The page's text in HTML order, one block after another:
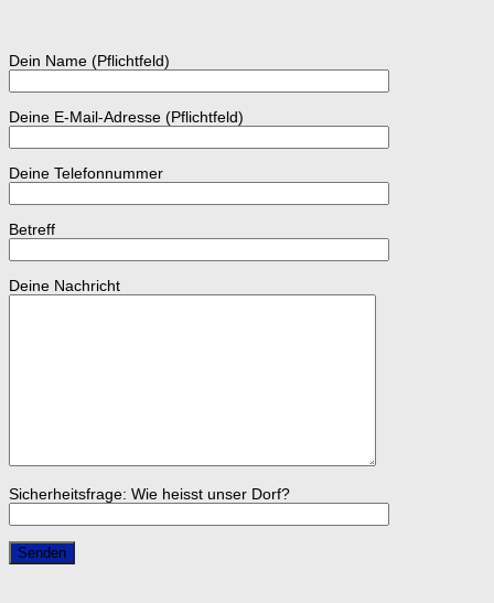
Dein Name (Pflichtfeld)
Deine E-Mail-Adresse (Pflichtfeld)
Deine Telefonnummer
Betreff
Deine Nachricht
Sicherheitsfrage: Wie heisst unser Dorf?